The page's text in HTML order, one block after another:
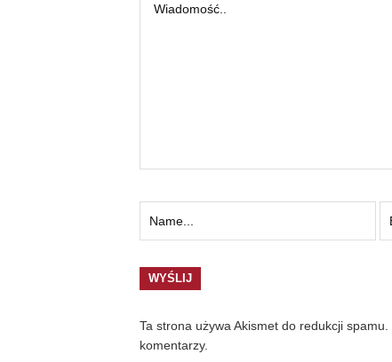
Ta strona używa Akismet do redukcji spamu.
komentarzy.